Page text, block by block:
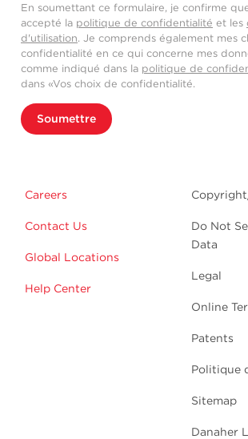
En soumettant ce formulaire, je confirme
accepté la politique de confidentialité et les
d'utilisation. Je comprends également mes
confidentialité en ce qui concerne mes
comme indiqué dans la politique de
dans «Vos choix de confidentialité.
Soumettre
Careers
Contact Us
Global Locations
Help Center
Do Not
Data
Legal
Online
Patents
Politique
Sitemap
Danaher